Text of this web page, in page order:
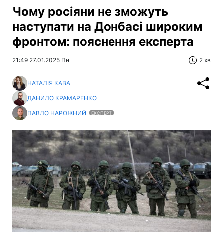
Чому росіяни не зможуть
наступати на Донбасі широким
фронтом: пояснення експерта
21:49 27.01.2025 Пн 2 хв
НАТАЛІЯ КАВА
ДАНИЛО КРАМАРЕНКО
ПАВЛО НАРОЖНИЙ
ЕКСПЕРТ